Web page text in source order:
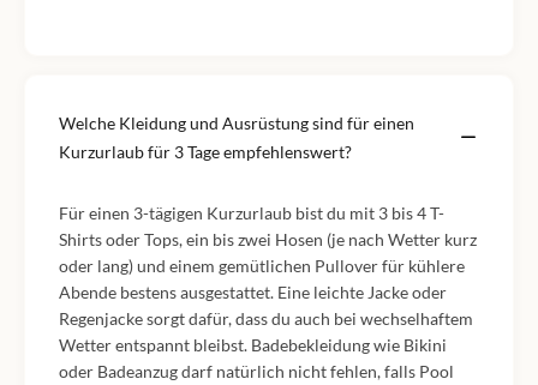
Welche Kleidung und Ausrüstung sind für einen
Kurzurlaub für 3 Tage empfehlenswert?
Für einen 3-tägigen Kurzurlaub bist du mit 3 bis 4 T-
Shirts oder Tops, ein bis zwei Hosen (je nach Wetter kurz
oder lang) und einem gemütlichen Pullover für kühlere
Abende bestens ausgestattet. Eine leichte Jacke oder
Regenjacke sorgt dafür, dass du auch bei wechselhaftem
Wetter entspannt bleibst. Badebekleidung wie Bikini
oder Badeanzug darf natürlich nicht fehlen, falls Pool